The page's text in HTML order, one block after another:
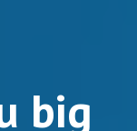
big